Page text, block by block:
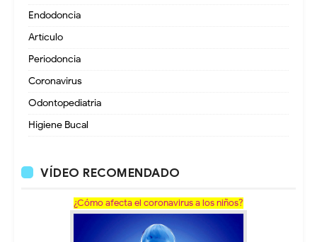
Endodoncia
Artículo
Periodoncia
Coronavirus
Odontopediatria
Higiene Bucal
VÍDEO RECOMENDADO
¿Cómo afecta el coronavirus a los niños?